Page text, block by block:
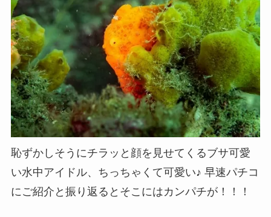
恥ずかしそうにチラッと顔を見せてくるブサ可愛
い水中アイドル、ちっちゃくて可愛い♪ 早速パチコ
にご紹介と振り返るとそこにはカンパチが！！！